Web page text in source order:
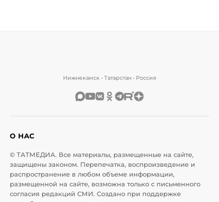
Нижнекамск • Татарстан • Россия
О НАС
© ТАТМЕДИА. Все материалы, размещенные на сайте,
защищены законом. Перепечатка, воспроизведение и
распространение в любом объеме информации,
размещенной на сайте, возможна только с письменного
согласия редакций СМИ. Создано при поддержке